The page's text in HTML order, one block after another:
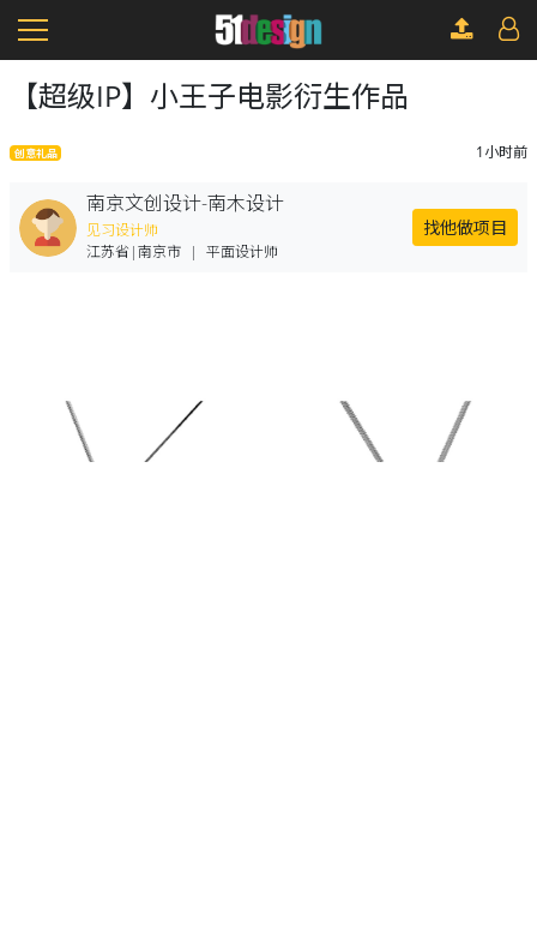
【超级IP】小王子电影衍生作品
创意礼品 1小时前
南京文创设计-南木设计
见习设计师
江苏省|南京市 | 平面设计师
找他做项目